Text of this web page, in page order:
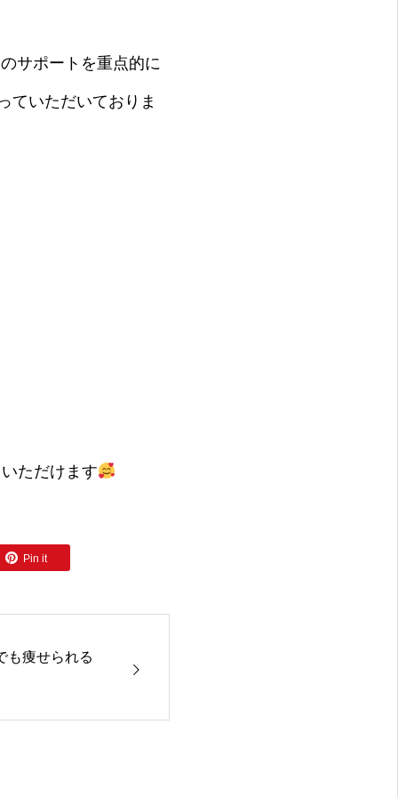
サポートを重点的に
ていただいておりま
ただけます
Pin it
も痩せられる